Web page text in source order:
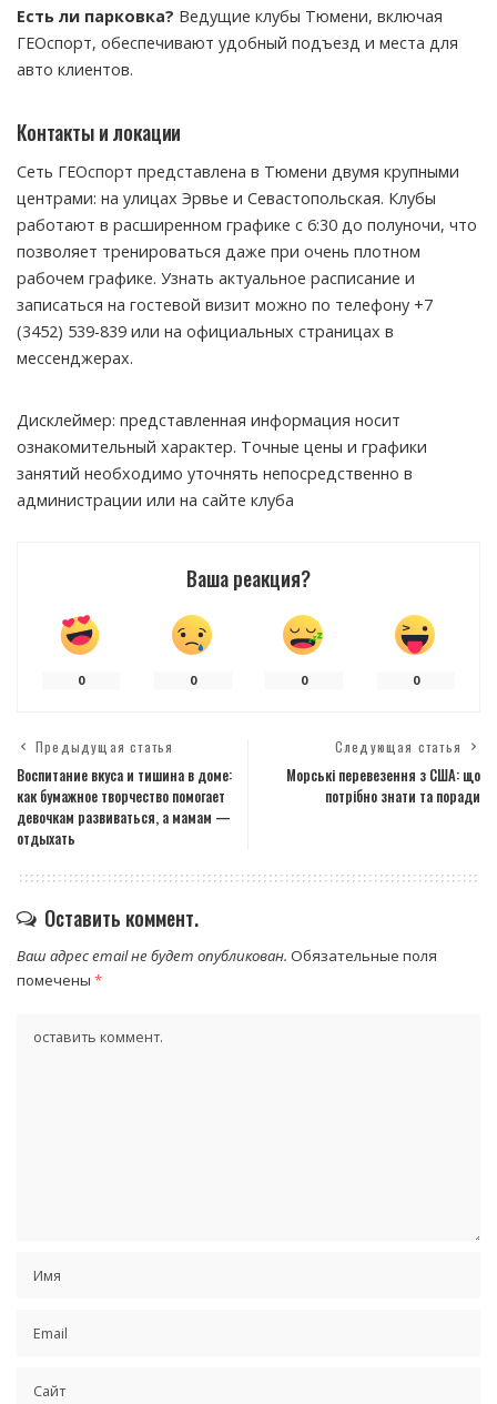
Есть ли парковка? Ведущие клубы Тюмени, включая
ГЕОспорт, обеспечивают удобный подъезд и места для
авто клиентов.
Контакты и локации
Сеть ГЕОспорт представлена в Тюмени двумя крупными
центрами: на улицах Эрвье и Севастопольская. Клубы
работают в расширенном графике с 6:30 до полуночи, что
позволяет тренироваться даже при очень плотном
рабочем графике. Узнать актуальное расписание и
записаться на гостевой визит можно по телефону +7
(3452) 539-839 или на официальных страницах в
мессенджерах.
Дисклеймер: представленная информация носит
ознакомительный характер. Точные цены и графики
занятий необходимо уточнять непосредственно в
администрации или на сайте клуба
Ваша реакция?
0 0 0 0
Предыдущая статья
Воспитание вкуса и тишина в доме:
как бумажное творчество помогает
девочкам развиваться, а мамам —
отдыхать
Следующая статья
Морські перевезення з США: що
потрібно знати та поради
Оставить коммент.
Ваш адрес email не будет опубликован. Обязательные поля
помечены *